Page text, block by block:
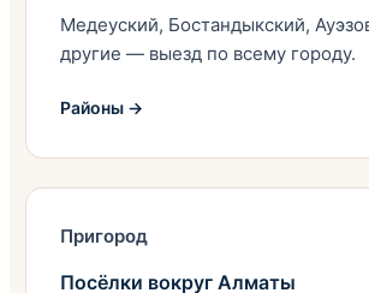
Медеуский, Бостандыкский,
другие — выезд по всему городу.
Районы →
Пригород
Посёлки вокруг Алматы